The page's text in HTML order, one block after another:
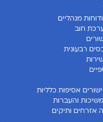
מנהליים
חוב
רבעונית
אסיפות כלליות
והעברות
אזרחים ותיקים